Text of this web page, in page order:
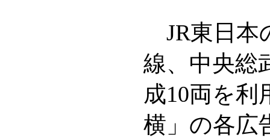
JR東日本
線、中央総
成10両を利
横」の各広